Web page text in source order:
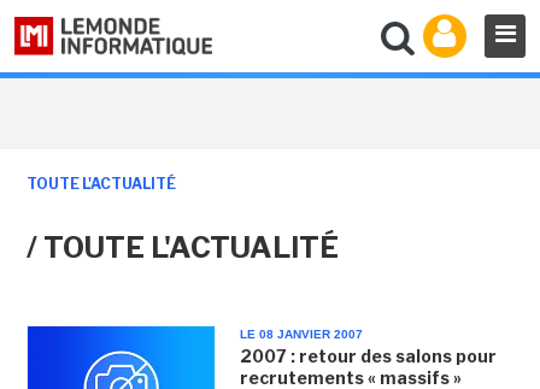
TOUTE L'ACTUALITÉ
/ TOUTE L'ACTUALITÉ
LE 08 JANVIER 2007
2007 : retour des salons pour
recrutements « massifs »